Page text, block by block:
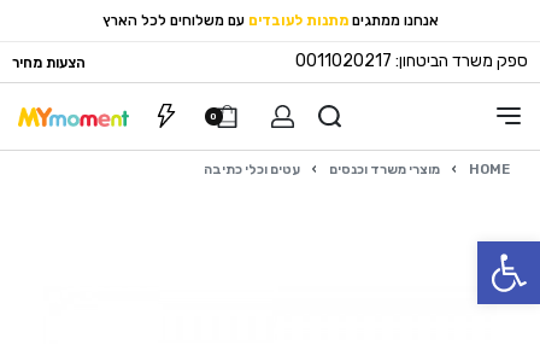
פתח סרגל נגישות
אנחנו ממתגים מתנות לעובדים עם משלוחים לכל הארץ
ספק משרד הביטחון: 0011020217 הצעות מחיר
0
HOME
› מוצרי משרד וכנסים › עטים וכלי כתיבה